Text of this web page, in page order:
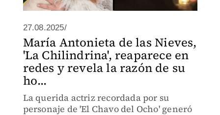
27.08.2025/
María Antonieta de las Nieves,
'La Chilindrina', reaparece en
redes y revela la razón de su
ho...
La querida actriz recordada por su
personaje de 'El Chavo del Ocho' generó